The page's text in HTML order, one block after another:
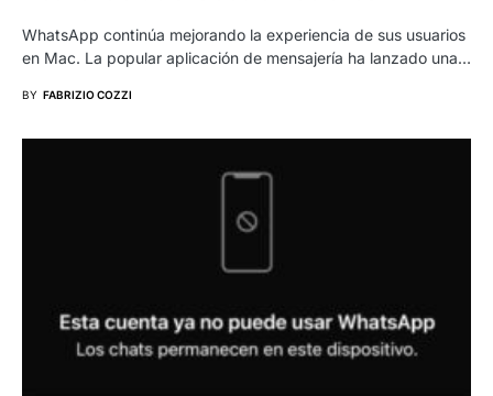
WhatsApp continúa mejorando la experiencia de sus usuarios
en Mac. La popular aplicación de mensajería ha lanzado una…
BY FABRIZIO COZZI